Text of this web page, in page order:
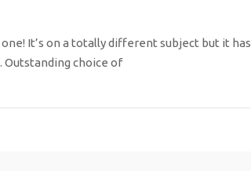
It’s on a totally different subject but it has
Outstanding choice of